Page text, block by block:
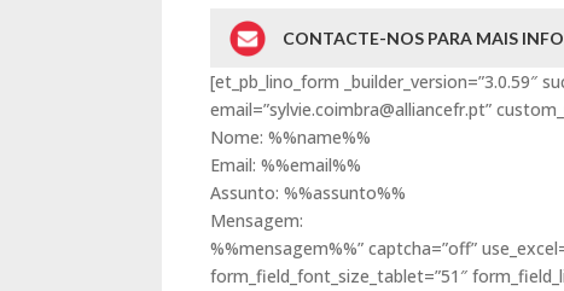
CONTACTE-NOS PARA MAIS
[et_pb_lino_form _builder_version=”3.0.59″
email=”sylvie.coimbra@alliancefr.pt”
Nome: %%name%%
Email: %%email%%
Assunto: %%assunto%%
Mensagem:
%%mensagem%%” captcha=”off”
form_field_font_size_tablet=”51″